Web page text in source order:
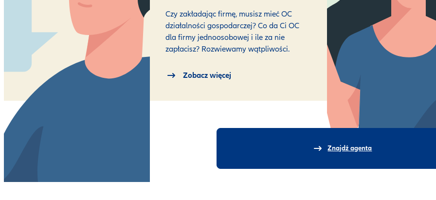
Czy zakładając firmę, musisz mieć OC
działalności gospodarczej? Co da Ci OC
dla firmy jednoosobowej i ile za nie
zapłacisz? Rozwiewamy wątpliwości.
Zobacz więcej
Znajdź agenta